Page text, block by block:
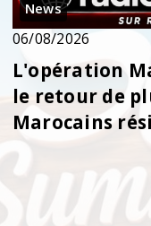
News
06/08/2026
L'opération
le retour de
Marocains